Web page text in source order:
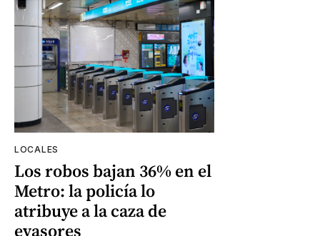
LOCALES
Los robos bajan 36% en el
Metro: la policía lo
atribuye a la caza de
evasores